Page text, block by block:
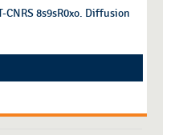
CNRS 8s9sR0xo. Diffusion